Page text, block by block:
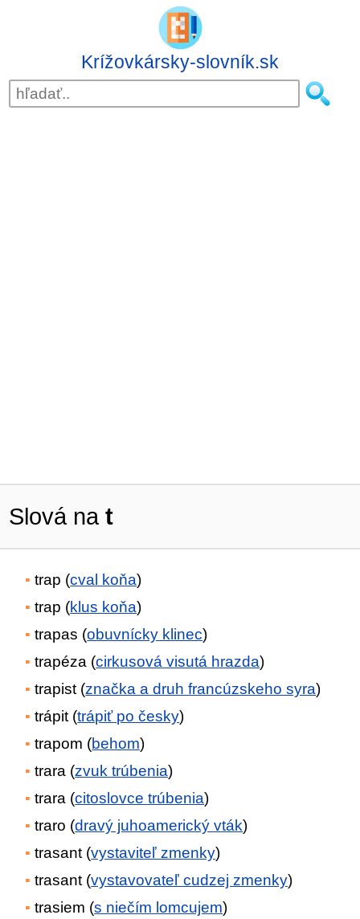
Krížovkársky-slovník.sk
Slová nat
trap (cval koňa)
trap (klus koňa)
trapas (obuvnícky klinec)
trapéza (cirkusová visutá hrazda)
trapist (značka a druh francúzskeho syra)
trápit (trápiť po česky)
trapom (behom)
trara (zvuk trúbenia)
trara (citoslovce trúbenia)
traro (dravý juhoamerický vták)
trasant (vystaviteľ zmenky)
trasant (vystavovateľ cudzej zmenky)
trasiem (s niečím lomcujem)